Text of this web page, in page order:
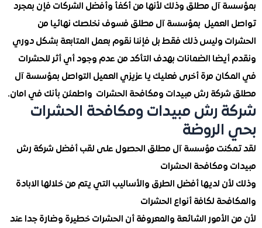
آل مطلق وذلك لأنها من أكفأ وأفضل الشركات فإن بمجرد
العميل بمؤسسة آل مطلق فسوف نخلصك نهائيا من
وليس ذلك فقط بل فإننا نقوم بعمل المتابعة بشكل دوري
الضمانات بهدف التأكد من عدم وجود أي أثر للحشرات
مرة أخرى فعليك يا عزيزي العميل التواصل بمؤسسة آل
رش مبيدات ومكافحة الحشرات واطمئن بأنك في امان.
رش مبيدات ومكافحة الحشرات
مؤسسة آل مطلق الحصول على لقب أفضل شركة رش
ومكافحة الحشرات
لديها أفضل الطرق والأساليب التي يتم من خلالها الابادة
لكافة أنواع الحشرات
الشائعة والمعروفة أن الحشرات خطيرة وضارة جدا عند